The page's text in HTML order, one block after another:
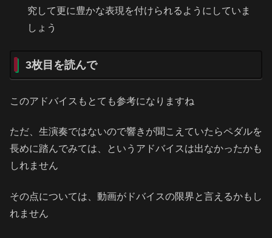
究して更に豊かな表現を付けられるようにしていま
しょう
3枚目を読んで
このアドバイスもとても参考になりますね
ただ、生演奏ではないので響きが聞こえていたらペダルを
長めに踏んでみては、というアドバイスは出なかったかも
しれません
その点については、動画がドバイスの限界と言えるかもし
れません